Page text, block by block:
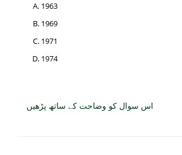
1963
1969
1971
1974
اس سوال کو وضاحت کے ساتھ پڑھیں